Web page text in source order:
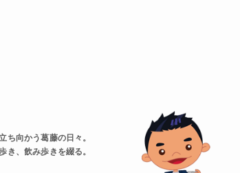
ち向かう葛藤の日々。
き、飲み歩きを綴る。